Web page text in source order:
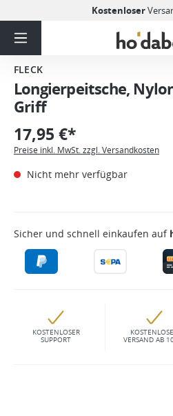
Kostenloser
FLECK
Longierpeitsche,
Griff
17,95 €*
Preise inkl. MwSt. zzgl. Versandkosten
Nicht mehr verfügbar
Sicher und schnell einkaufen auf
KOSTENLOSER
SUPPORT VERSAND AB